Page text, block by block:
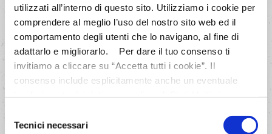
utilizzati all’interno di questo sito. Utilizziamo i cookie per
comprendere al meglio l’uso del nostro sito web ed il
comportamento degli utenti che lo navigano, al fine di
adattarlo e migliorarlo. Per dare il tuo consenso ti
invitiamo a cliccare su “Accetta tutti i cookie”. Il
consenso include esplicitamente anche un eventuale
anche sul trasferimento dei dati a fornitori di tecnologia e
delTecnici necessari